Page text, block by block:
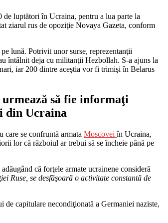
luptători în Ucraina, pentru a lua parte la
ziarul rus de opoziţie Novaya Gazeta, conform
lună. Potrivit unor surse, reprezentanţii
întâlnit deja cu militanţii Hezbollah. S-a ajuns la
iar 200 dintre aceştia vor fi trimişi în Belarus
să fie informaţi
din Ucraina
se confruntă armata Moscoveiîn Ucraina,
lor că războiul ar trebui să se încheie până pe
că forţele armate ucrainene consideră
Ruse, se desfăşoară o activitate constantă de
capitulare necondiţionată a Germaniei naziste,